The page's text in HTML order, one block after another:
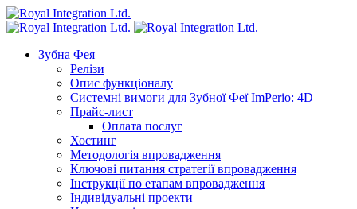
Зубна Фея
Релізи
Опис функціоналу
Системні вимоги для Зубної Феї ImPerio: 4D
Прайс-лист
Оплата послуг
Хостинг
Методологія впровадження
Ключові питання стратегії впровадження
Інструкції по етапам впровадження
Індивідуальні проекти